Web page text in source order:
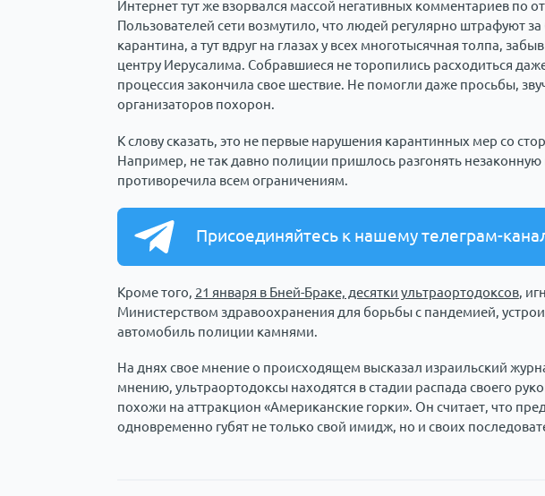
Интернет тут же взорвался массой негативных комментариев по
Пользователей сети возмутило, что людей регулярно штрафуют
карантина, а тут вдруг на глазах у всех многотысячная толпа,
центру Иерусалима. Собравшиеся не торопились расходиться
процессия закончила свое шествие. Не помогли даже просьбы,
организаторов похорон.
К слову сказать, это не первые нарушения карантинных мер со
Например, не так давно полиции пришлось разгонять незаконную
противоречила всем ограничениям.
Присоединяйтесь к нашему телеграм-
Кроме того, 21 января в Бней-Браке, десятки ультраортодоксов,
Министерством здравоохранения для борьбы с пандемией,
автомобиль полиции камнями.
На днях свое мнение о происходящем высказал израильский
мнению, ультраортодоксы находятся в стадии распада своего
похожи на аттракцион «Американские горки». Он считает, что
одновременно губят не только свой имидж, но и своих